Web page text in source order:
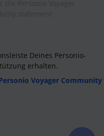
Deines Personio-
erhalten.
Voyager Community